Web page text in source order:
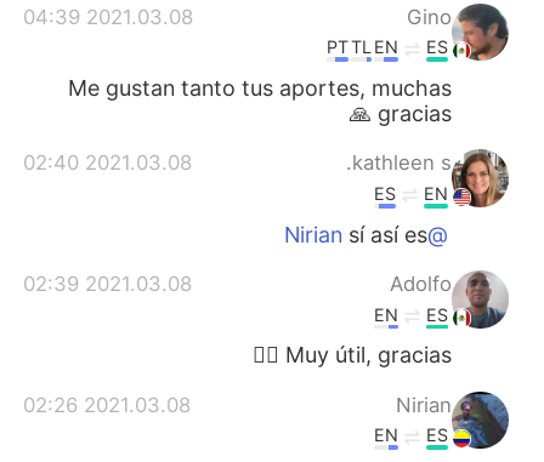
Gino
2021.03.08 04:39
ES
EN
TL
PT
Me gustan tanto tus aportes, muchas
gracias 🙏
kathleen s.
2021.03.08 02:40
EN
ES
@Nirian
sí así es
Adolfo
2021.03.08 02:39
ES
EN
Muy útil, gracias ✌🏾
Nirian
2021.03.08 02:26
ES
EN